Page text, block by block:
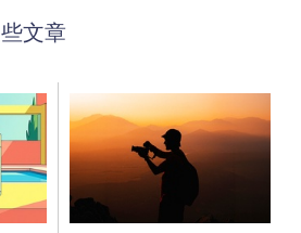
文章